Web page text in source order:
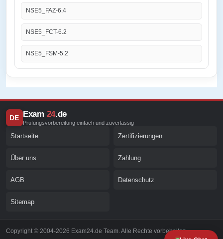
NSE5_FAZ-6.4
NSE5_FCT-6.2
NSE5_FSM-5.2
DE Exam 24.de
Prüfungsvorbereitung einfach und zuverlässig
Startseite Zertifizierungen
Über uns Zahlung
AGB Datenschutz
Sitemap
Copyright © 2004-2026 Exam24.de Team. Alle Rechte vorbehalten.